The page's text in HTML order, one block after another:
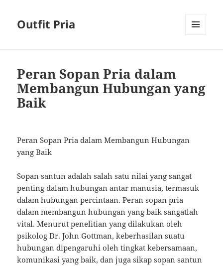
Outfit Pria
Peran Sopan Pria dalam
Membangun Hubungan yang
Baik
Peran Sopan Pria dalam Membangun Hubungan
yang Baik
Sopan santun adalah salah satu nilai yang sangat
penting dalam hubungan antar manusia, termasuk
dalam hubungan percintaan. Peran sopan pria
dalam membangun hubungan yang baik sangatlah
vital. Menurut penelitian yang dilakukan oleh
psikolog Dr. John Gottman, keberhasilan suatu
hubungan dipengaruhi oleh tingkat kebersamaan,
komunikasi yang baik, dan juga sikap sopan santun